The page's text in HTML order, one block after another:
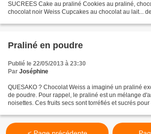
SUCREES Cake au praliné Cookies au praliné,
chocolat noir Weiss Cupcakes au chocolat au lait...
Praliné en poudre
Publié le 22/05/2013 à 23:30
Par Joséphine
QUESAKO ? Chocolat Weiss a imaginé un praliné
de poudre. Pour rappel, le praliné est un mélange
noisettes. Ces fruits secs sont torréfiés et sucrés